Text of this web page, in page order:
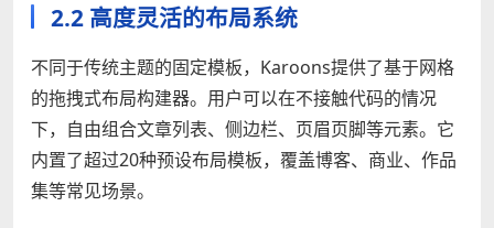
2.2 高度灵活的布局系统
不同于传统主题的固定模板，Karoons提供了基于网格
的拖拽式布局构建器。用户可以在不接触代码的情况
下，自由组合文章列表、侧边栏、页眉页脚等元素。它
内置了超过20种预设布局模板，覆盖博客、商业、作品
集等常见场景。